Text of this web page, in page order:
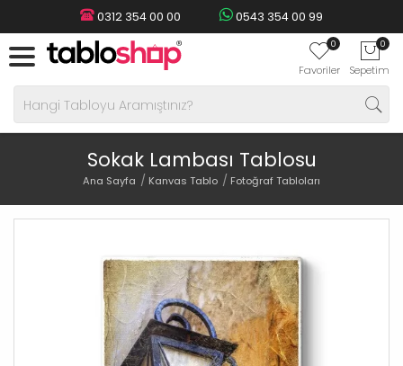
0312 354 00 00 0543 354 00 99
0
Favoriler
0
Sepetim
Sokak Lambası Tablosu
Ana Sayfa Kanvas Tablo Fotoğraf Tabloları